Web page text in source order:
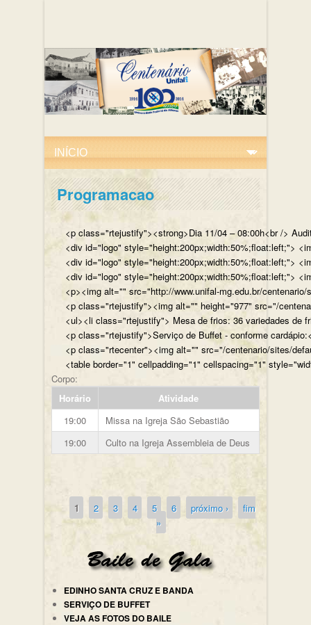
Programacao
<p class="rtejustify"><strong>Dia 11/04 – 08:00h<br />
<div id="logo" style="height:200px;width:50%;float:left;">
<div id="logo" style="height:200px;width:50%;float:left;">
<div id="logo" style="height:200px;width:50%;float:left;">
<p><img alt="" src="http://www.unifal-mg.edu.br/
<p class="rtejustify"><img alt="" height="977" src="/
<ul><li class="rtejustify"> Mesa de frios: 36 variedades de
<p class="rtejustify">Serviço de Buffet - conforme
<p class="rtecenter"><img alt="" src="/centenario/sites/
<table border="1" cellpadding="1" cellspacing="1"
Corpo:
Horário
Atividade
19:00
Missa na Igreja São Sebastião
19:00
Culto na Igreja Assembleia de Deus
Páginas
1 2 3 4 5 6 próximo ›
fim
»
EDINHO SANTA CRUZ E BANDA
SERVIÇO DE BUFFET
VEJA AS FOTOS DO BAILE